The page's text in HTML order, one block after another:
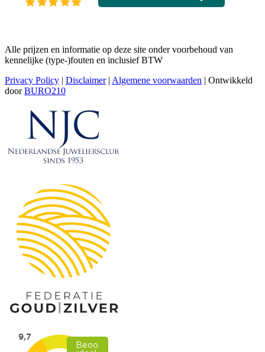
Alle prijzen en informatie op deze site onder voorbehoud van
kennelijke (type-)fouten en inclusief BTW
Privacy Policy | Disclaimer| Algemene voorwaarden | Ontwikkeld
doorBURO210